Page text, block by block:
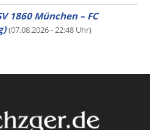
1860 München – FC
(07.08.2026 - 22:48 Uhr)